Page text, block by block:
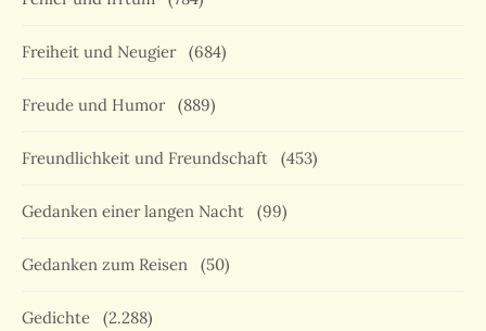
Freiheit und Neugier (684)
Freude und Humor (889)
Freundlichkeit und Freundschaft (453)
Gedanken einer langen Nacht (99)
Gedanken zum Reisen (50)
Gedichte (2.288)